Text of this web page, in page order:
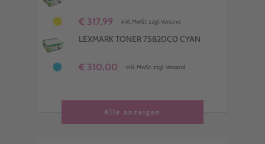
€ 317,99 inkl. MwSt. zzgl. Versand
LEXMARK TONER 75B20C0 CYAN
€ 310,00 inkl. MwSt. zzgl. Versand
Alle anzeigen